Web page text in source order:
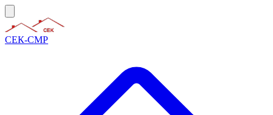
СЕК-СМР